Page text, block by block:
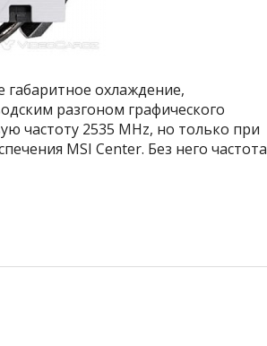
габаритное охлаждение,
разгоном графического
частоту 2535 MHz, но только при
MSI Center. Без него частота